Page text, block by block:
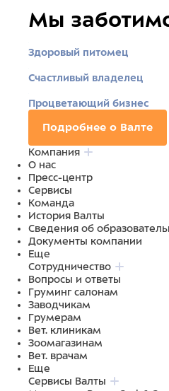
Мы
Здоровый питомец
Счастливый владелец
Процветающий бизнес
Подробнее о Валте
Компания
О нас
Пресс-центр
Сервисы
Команда
История Валты
Сведения об
Документы компании
Еще
Сотрудничество
Вопросы и ответы
Груминг салонам
Заводчикам
Грумерам
Вет. клиникам
Зоомагазинам
Вет. врачам
Еще
Сервисы Валты